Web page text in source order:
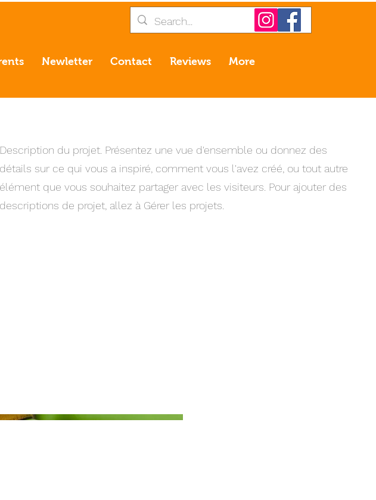
Newletter Contact Reviews More
Description du projet. Présentez une vue d'ensemble ou donnez des
détails sur ce qui vous a inspiré, comment vous l'avez créé, ou tout autre
élément que vous souhaitez partager avec les visiteurs. Pour ajouter des
descriptions de projet, allez à Gérer les projets.